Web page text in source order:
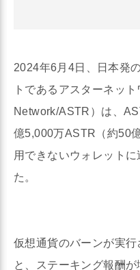
2024年6月4日、日本発
トであるアスターネッ
Network/ASTR）は、
億5,000万ASTR（約50
用できないウォレット
た。
仮想通貨のバーンが実
と、ステーキング報酬